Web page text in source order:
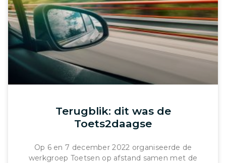
Terugblik: dit was de
Toets2daagse
Op 6 en 7 december 2022 organiseerde de
werkgroep Toetsen op afstand samen met de